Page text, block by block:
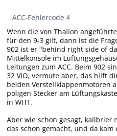
ACC-Fehlercode 4
Wenn die von Thalion
für den 9-3 gilt, dann ist die
902 ist er "behind right side of
Mittelkonsole im
Leitungen zum ACC. Beim 902
32 VIO, vermute aber, das hilft
beiden Verstellklappenmotoren
poligen Stecker am
in WHT.
Aber wie schon gesagt, kalibrier
das schon gemacht, und da kam